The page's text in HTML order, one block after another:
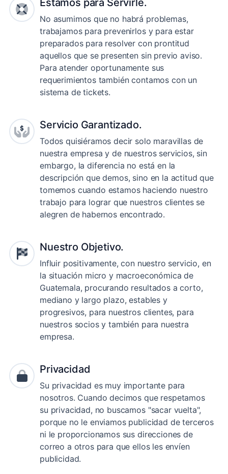
Estamos para Servirle.
No asumimos que no habrá problemas,
trabajamos para prevenirlos y para estar
preparados para resolver con prontitud
aquellos que se presenten sin previo aviso.
Para atender oportunamente sus
requerimientos también contamos con un
Servicio Garantizado.
Todos quisiéramos decir solo maravillas de
nuestra empresa y de nuestros servicios, sin
embargo, la diferencia no está en la
descripción que demos, sino en la actitud que
tomemos cuando estamos haciendo nuestro
trabajo para lograr que nuestros clientes se
Nuestro Objetivo.
Influir positivamente, con nuestro servicio, en
la situación micro y macroeconómica de
Guatemala, procurando resultados a corto,
mediano y largo plazo, estables y
progresivos, para nuestros clientes, para
nuestros socios y también para nuestra
Privacidad
Su privacidad es muy importante para
nosotros. Cuando decimos que respetamos
su privacidad, no buscamos "sacar vuelta",
porque no le enviamos publicidad de terceros
ni le proporcionamos sus direcciones de
correo a otros para que ellos les envíen